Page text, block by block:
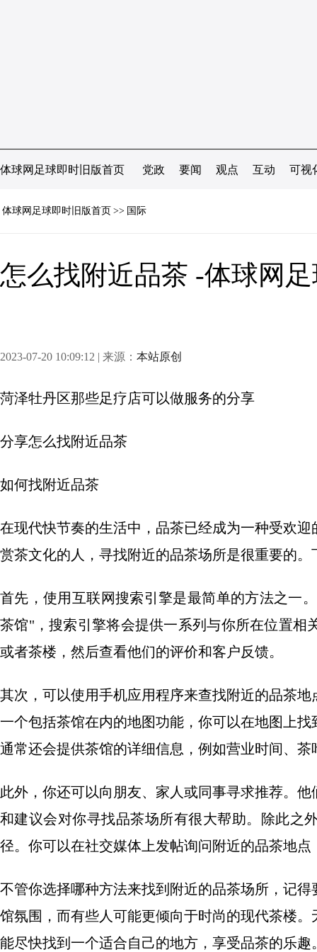
体球网足球即时旧版首页 党政 要闻 观点 互动 可视
体球网足球即时旧版首页 >> 国际
怎么找附近品茶 -体球网
2023-07-20 10:09:12 | 来源： 本站原创
菏泽牡丹区那些足疗店可以做服务的分享
分享怎么找附近品茶
如何找附近品茶
在现代快节奏的生活中，品茶已经成为一种受欢
赏茶文化的人，寻找附近的品茶场所是很重要的
首先，使用互联网搜索引擎是最简单的方法之一
茶馆"，搜索引擎将会提供一系列与你所在位置相
或者茶楼，然后查看他们的评价和客户反馈。
其次，可以使用手机应用程序来查找附近的品茶
一个包括茶馆在内的地图功能，你可以在地图上
通常还会提供茶馆的详细信息，例如营业时间、
此外，你还可以向朋友、家人或同事寻求推荐。
和建议会对你寻找品茶场所有很大帮助。除此之
径。你可以在社交媒体上发帖询问附近的品茶地
不管你选择哪种方法来找到附近的品茶场所，记
馆氛围，而有些人可能更倾向于时尚的现代茶楼
能尽快找到一个适合自己的地方，享受品茶的乐趣